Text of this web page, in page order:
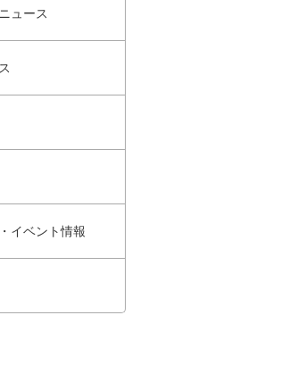
ュース
イベント情報